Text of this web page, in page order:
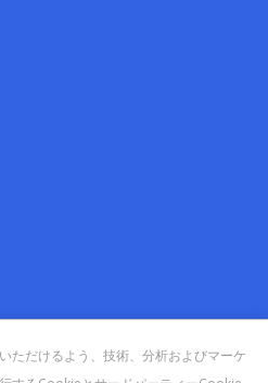
ガイド
ただけるよう、技術、分析およびマーケ